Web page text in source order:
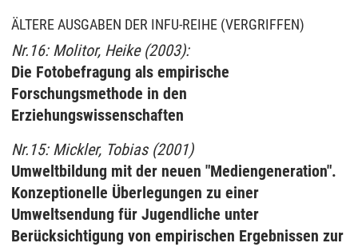
ÄLTERE AUSGABEN DER INFU-REIHE (VERGRIFFEN)
Nr.16: Molitor, Heike (2003):
Die Fotobefragung als empirische
Forschungsmethode in den
Erziehungswissenschaften
Nr.15: Mickler, Tobias (2001)
Umweltbildung mit der neuen "Mediengeneration".
Konzeptionelle Überlegungen zu einer
Umweltsendung für Jugendliche unter
Berücksichtigung von empirischen Ergebnissen zur